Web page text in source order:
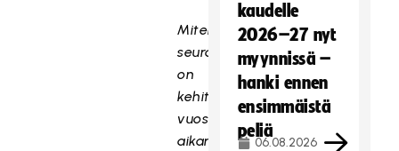
Miten
seura
on
kehittynyt
vuosien
aikana?
kaudelle
2026–27 nyt
myynnissä –
hanki ennen
ensimmäistä
peliä
06.08.2026